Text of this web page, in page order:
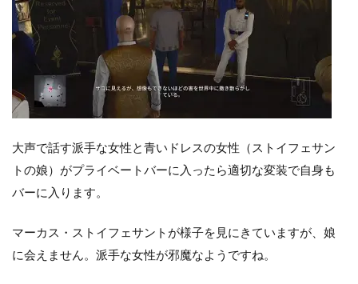
大声で話す派手な女性と青いドレスの女性（ストイフェサン
トの娘）がプライベートバーに入ったら適切な変装で自身も
バーに入ります。
マーカス・ストイフェサントが様子を見にきていますが、娘
に会えません。派手な女性が邪魔なようですね。